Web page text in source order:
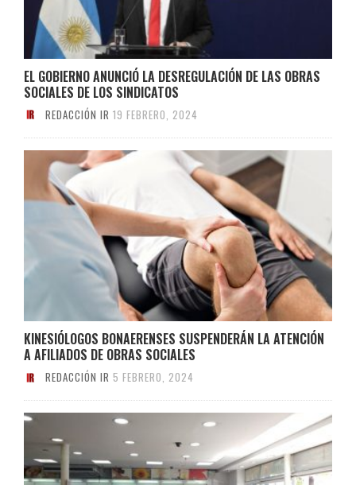
EL GOBIERNO ANUNCIÓ LA DESREGULACIÓN DE LAS OBRAS
SOCIALES DE LOS SINDICATOS
REDACCIÓN IR 19 FEBRERO, 2024
KINESIÓLOGOS BONAERENSES SUSPENDERÁN LA ATENCIÓN
A AFILIADOS DE OBRAS SOCIALES
REDACCIÓN IR 5 FEBRERO, 2024